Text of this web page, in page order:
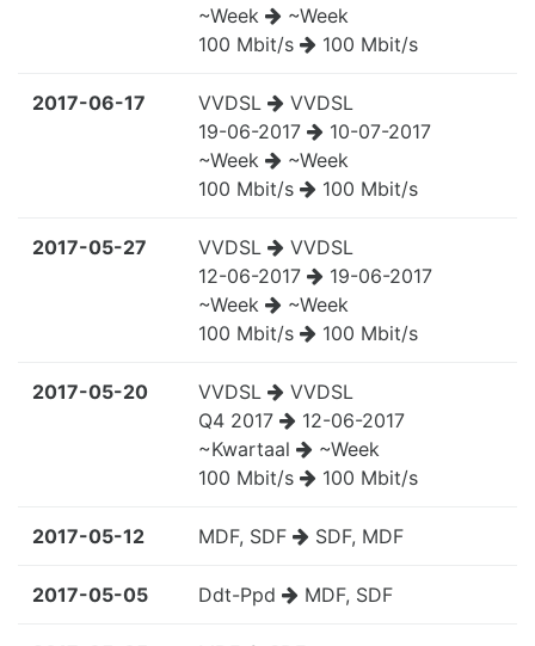
~Week
~Week
100 Mbit/s
100 Mbit/s
2017-06-17 VVDSL
VVDSL
19-06-2017
10-07-2017
~Week
~Week
100 Mbit/s
100 Mbit/s
2017-05-27 VVDSL
VVDSL
12-06-2017
19-06-2017
~Week
~Week
100 Mbit/s
100 Mbit/s
2017-05-20 VVDSL
VVDSL
Q4 2017
12-06-2017
~Kwartaal
~Week
100 Mbit/s
100 Mbit/s
2017-05-12 MDF, SDF SDF, MDF
2017-05-05 Ddt-Ppd MDF, SDF